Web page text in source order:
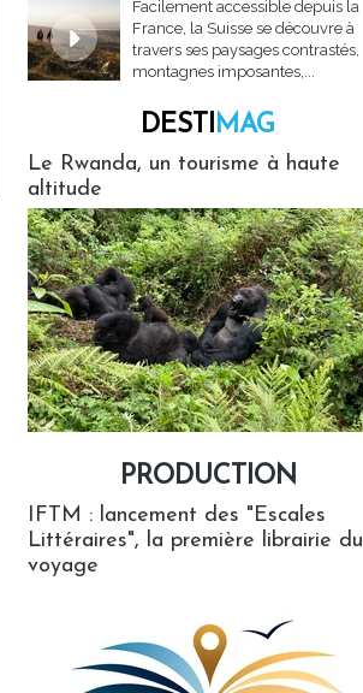
Facilement accessible depuis la
France, la Suisse se découvre à
travers ses paysages contrastés,
montagnes imposantes,...
DESTIMAG
Le Rwanda, un tourisme à haute
altitude
PRODUCTION
IFTM : lancement des "Escales
Littéraires", la première librairie du
voyage